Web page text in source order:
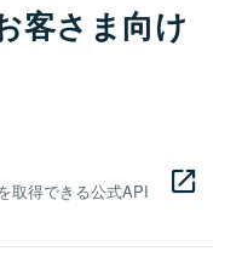
客さま向け
取得できる公式API